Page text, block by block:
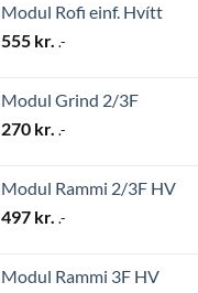
Modul Rofi einf. Hvítt
555 kr. .-
Modul Grind 2/3F
270 kr. .-
Modul Rammi 2/3F HV
497 kr. .-
Modul Rammi 3F HV